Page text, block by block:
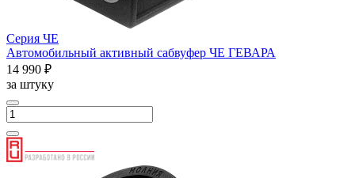
Серия ЧЕ
Автомобильный активный сабвуфер ЧЕ ГЕВАРА
14 990 ₽
за штуку